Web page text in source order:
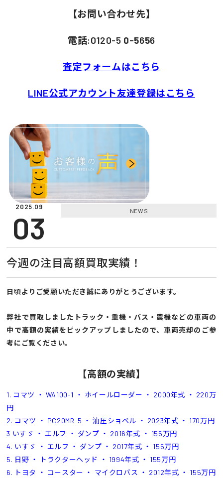
【お問い合わせ先】
電話:0120-5 0-5656
査定フォームはこちら
LINE公式アカウント友達登録はこちら
2025.09
03 NEWS
今週の注目高額買取実績！
日頃よりご愛顧いただき誠にありがとうございます。
弊社で買取しましたトラック・重機・バス・農機などの車両の
中で高額の実績をピックアップしましたので、車両売却のご参
考にご覧ください。
【高額の実績】
1. コマツ ・ WA100-1 ・ ホイールローダー ・ 2000年式 ・ 220万
円
2. コマツ ・ PC20MR-5 ・ 油圧ショベル ・ 2023年式 ・ 170万円
3 いすゞ ・ エルフ ・ ダンプ ・ 2016年式 ・ 155万円
4. いすゞ ・ エルフ ・ ダンプ ・ 2017年式 ・ 155万円
5. 日野 ・ トラクターヘッド ・ 1994年式 ・ 155万円
6. トヨタ ・ コースター ・ マイクロバス ・ 2012年式 ・ 155万円